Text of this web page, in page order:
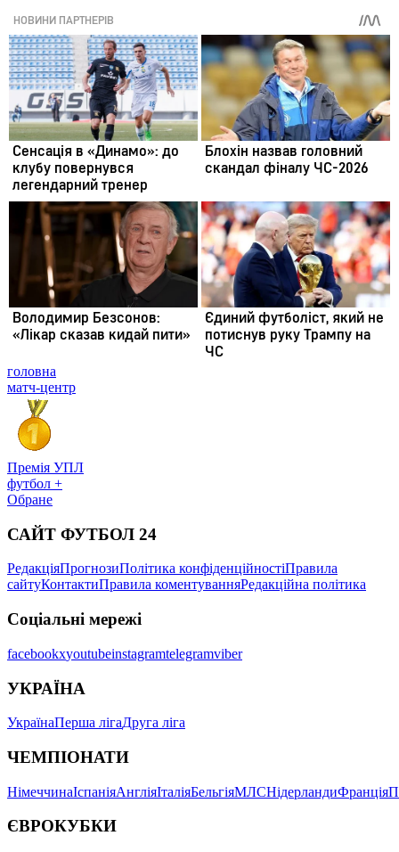
головна
матч-центр
Премія УПЛ
футбол +
Обране
САЙТ ФУТБОЛ 24
РедакціяПрогнозиПолітика конфіденційностіПравила
сайтуКонтактиПравила коментуванняРедакційна політика
Соціальні мережі
facebookxyoutubeinstagramtelegramviber
УКРАЇНА
УкраїнаПерша лігаДруга ліга
ЧЕМПІОНАТИ
НімеччинаІспаніяАнгліяІталіяБельгіяМЛСНідерландиФранція
ЄВРОКУБКИ